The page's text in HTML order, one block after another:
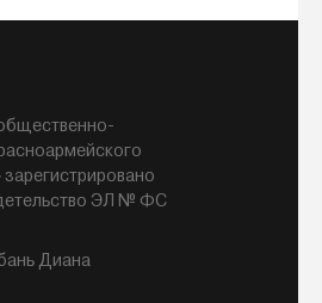
ЭЛ № ФС
Диана